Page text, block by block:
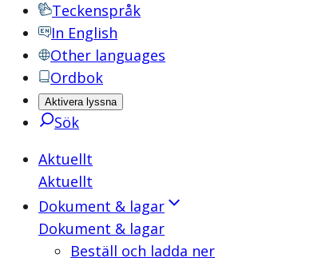
Teckenspråk
In English
Other languages
Ordbok
Aktivera lyssna
Sök
Aktuellt
Aktuellt
Dokument & lagar
Dokument & lagar
Beställ och ladda ner